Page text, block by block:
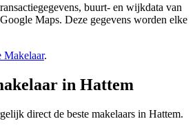
buurt- en wijkdata van
Maps. Deze gegevens worden elke
Makelaar.
in Hattem
direct de beste makelaars in Hattem.